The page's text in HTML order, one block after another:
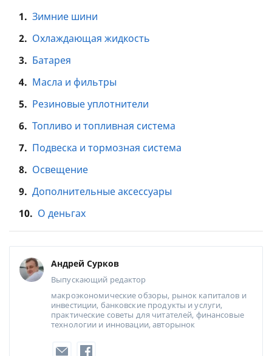
1. Зимние шини
2. Охлаждающая жидкость
3. Батарея
4. Масла и фильтры
5. Резиновые уплотнители
6. Топливо и топливная система
7. Подвеска и тормозная система
8. Освещение
9. Дополнительные аксессуары
10. О деньгах
Андрей Сурков
Выпускающий редактор
макроэкономические обзоры, рынок капиталов и
инвестиции, банковские продукты и услуги,
практические советы для читателей, финансовые
технологии и инновации, авторынок